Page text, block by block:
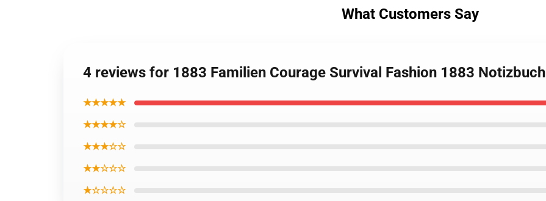
What Customers Say
4 reviews for 1883 Familien Courage Survival Fashion 1883 Notizbuch
★★★★★
★★★★☆
★★★☆☆
★★☆☆☆
★☆☆☆☆